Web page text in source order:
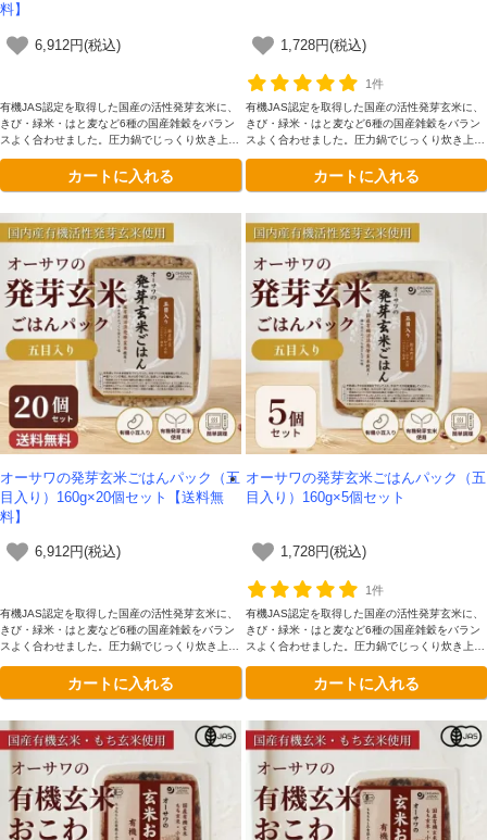
料】
6,912円(税込)
有機JAS認定を取得した国産の活性発芽玄米に、
きび・緑米・はと麦など6種の国産雑穀をバラン
スよく合わせました。圧力鍋でじっくり炊き上げ
ます。電子レンジで温めるだけで、手軽に栄養バ
ランスのよい玄米生活を続けられます。
カートに入れる
1,728円(税込)
1件
有機JAS認定を取得した国産の活性発芽玄米に、
きび・緑米・はと麦など6種の国産雑穀をバラン
スよく合わせました。圧力鍋でじっくり炊き上げ
ます。電子レンジで温めるだけで、手軽に栄養バ
ランスのよい玄米生活を続けられます。
カートに入れる
オーサワの発芽玄米ごはんパック（五
目入り）160g×20個セット【送料無
料】
6,912円(税込)
有機JAS認定を取得した国産の活性発芽玄米に、
きび・緑米・はと麦など6種の国産雑穀をバラン
スよく合わせました。圧力鍋でじっくり炊き上げ
ます。電子レンジで温めるだけで、手軽に栄養バ
ランスのよい玄米生活を続けられます。
カートに入れる
オーサワの発芽玄米ごはんパック（五
目入り）160g×5個セット
1,728円(税込)
1件
有機JAS認定を取得した国産の活性発芽玄米に、
きび・緑米・はと麦など6種の国産雑穀をバラン
スよく合わせました。圧力鍋でじっくり炊き上げ
ます。電子レンジで温めるだけで、手軽に栄養バ
ランスのよい玄米生活を続けられます。
カートに入れる